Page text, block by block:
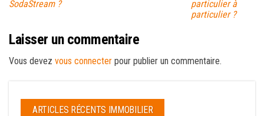
SodaStream ?
particulier à
particulier ?
Laisser un commentaire
Vous devez vous connecter pour publier un commentaire.
ARTICLES RÉCENTS IMMOBILIER